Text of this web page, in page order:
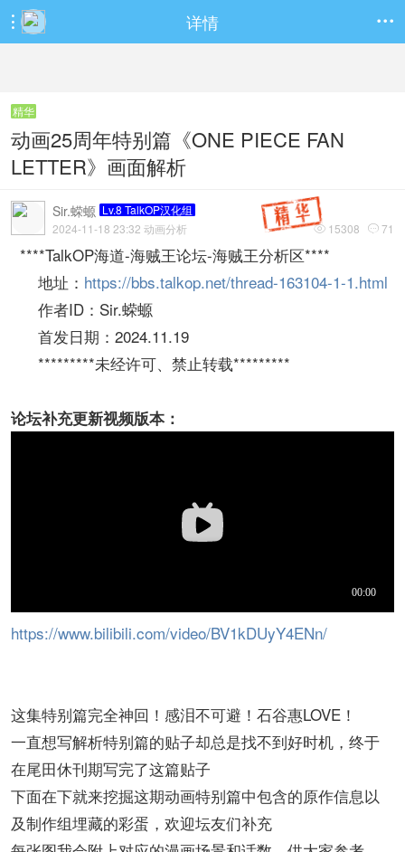
 详情 
精华
动画25周年特别篇《ONE PIECE FAN
LETTER》画面解析
Sir.蝾螈 Lv.8 TalkOP汉化组
 15308  71
2024-11-18 23:32 动画分析
****TalkOP海道-海贼王论坛-海贼王分析区****
地址： https://bbs.talkop.net/thread-163104-1-1.html
作者ID：Sir.蝾螈
首发日期：2024.11.19
*********未经许可、禁止转载*********
论坛补充更新视频版本：
https://www.bilibili.com/video/BV1kDUyY4ENn/
这集特别篇完全神回！感泪不可避！石谷惠LOVE！
一直想写解析特别篇的贴子却总是找不到好时机，终于
在尾田休刊期写完了这篇贴子
下面在下就来挖掘这期动画特别篇中包含的原作信息以
及制作组埋藏的彩蛋，欢迎坛友们补充